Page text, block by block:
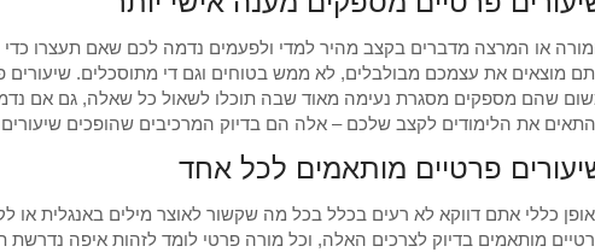
או המרצה מדברים בקצב מהיר למדי ולפעמים נדמה לכם שאם תעצרו כדי
מוצאים את עצמכם מבולבלים, לא ממש בטוחים וגם די מתוסכלים.
שהם מספקים מסגרת נעימה מאוד שבה תוכלו לשאול כל שאלה, גם אם
את הלימודים לקצב שלכם – אלה הם בדיוק המרכיבים שהופכים שיעורים
פרטיים מותאמים לכל אחד
כללי אתם דווקא לא רעים בכלל בכל מה שקשור לאוצר מילים באנגלית או
מותאמים בדיוק לצרכים האלה, וכל מורה פרטי לומד לזהות איפה נדרשת